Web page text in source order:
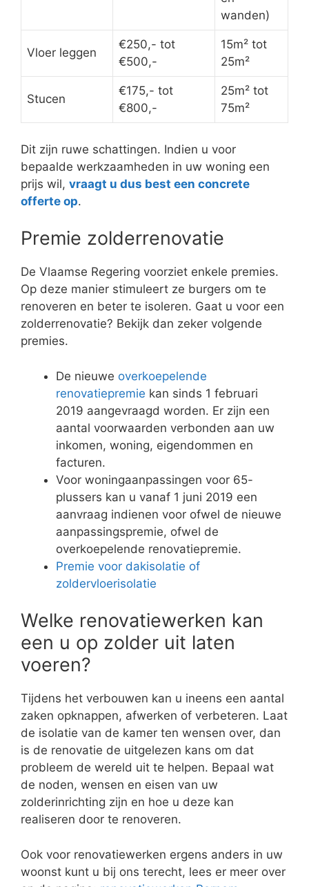
wanden)
Vloer leggen
€250,- tot
€500,-
15m² tot
25m²
Stucen
€175,- tot
€800,-
25m² tot
75m²
Dit zijn ruwe schattingen. Indien u voor
bepaalde werkzaamheden in uw woning een
prijs wil, vraagt u dus best een concrete
offerte op.
Premie zolderrenovatie
De Vlaamse Regering voorziet enkele premies.
Op deze manier stimuleert ze burgers om te
renoveren en beter te isoleren. Gaat u voor een
zolderrenovatie? Bekijk dan zeker volgende
premies.
De nieuwe overkoepelende
renovatiepremie kan sinds 1 februari
2019 aangevraagd worden. Er zijn een
aantal voorwaarden verbonden aan uw
inkomen, woning, eigendommen en
facturen.
Voor woningaanpassingen voor 65-
plussers kan u vanaf 1 juni 2019 een
aanvraag indienen voor ofwel de nieuwe
aanpassingspremie, ofwel de
overkoepelende renovatiepremie.
Premie voor dakisolatie of
zoldervloerisolatie
Welke renovatiewerken kan
een u op zolder uit laten
voeren?
Tijdens het verbouwen kan u ineens een aantal
zaken opknappen, afwerken of verbeteren. Laat
de isolatie van de kamer ten wensen over, dan
is de renovatie de uitgelezen kans om dat
probleem de wereld uit te helpen. Bepaal wat
de noden, wensen en eisen van uw
zolderinrichting zijn en hoe u deze kan
realiseren door te renoveren.
Ook voor renovatiewerken ergens anders in uw
woonst kunt u bij ons terecht, lees er meer over